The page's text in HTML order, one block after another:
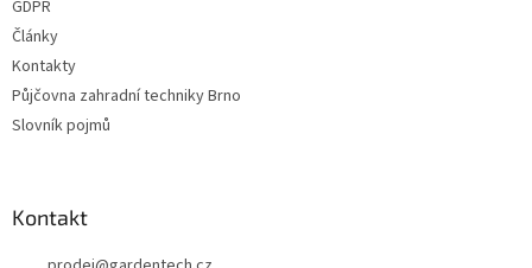
GDPR
Články
Kontakty
Půjčovna zahradní techniky Brno
Slovník pojmů
Kontakt